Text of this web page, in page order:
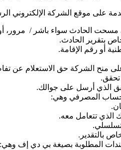
على موقع الشركة الإلكتروني
مسحت الحادث سواء باشر / مرور،
بتقرير الحادث.
أو رقم الإقامة.
منح الشركة حق الاستعلام عن
تحقق.
الذي أرسل على جوالك.
المصرفي وهي:
الذي تتعامل معه.
بالتقدير.
المطلوبة بصيغة بي دي إف وهي: